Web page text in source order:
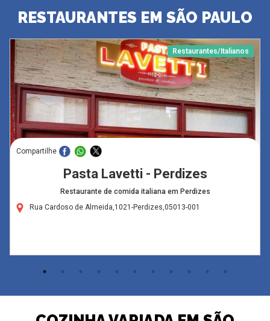
RESTAURANTES EM SÃO PAULO
Restaurantes/Italianos
Compartilhe
Pasta Lavetti - Perdizes
Restaurante de comida italiana em Perdizes
Rua Cardoso de Almeida,1021-Perdizes,05013-001